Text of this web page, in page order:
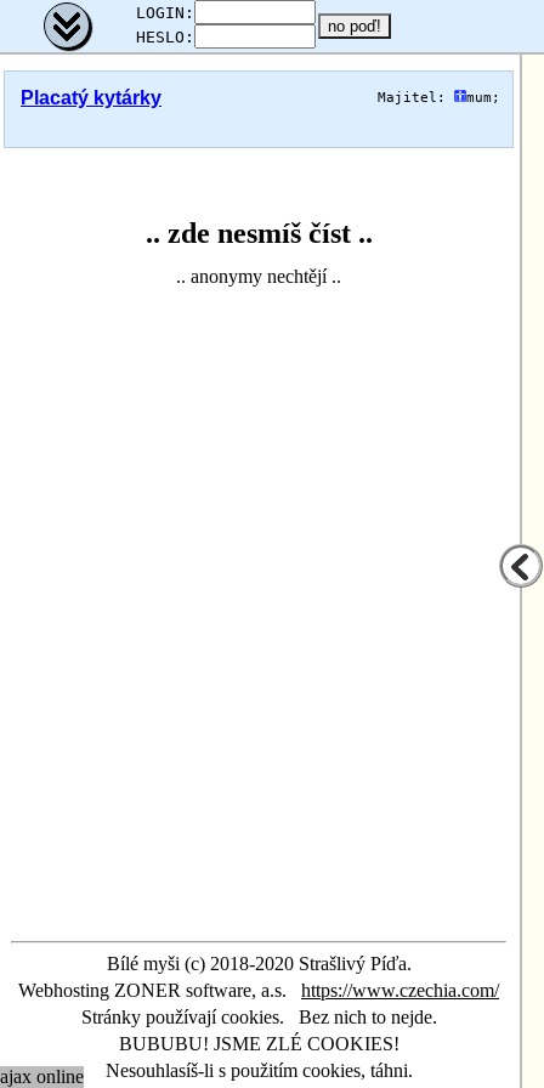
LOGIN:
HESLO:
Placatý kytárky Majitel: mum;
.. zde nesmíš číst ..
.. anonymy nechtějí ..
Bílé myši (c) 2018-2020 Strašlivý Píďa.
Webhosting ZONER software, a.s.
https://www.czechia.com/
Stránky používají cookies.
Bez nich to nejde.
BUBUBU! JSME ZLÉ COOKIES!
Nesouhlasíš-li s použitím cookies, táhni.
ajax online